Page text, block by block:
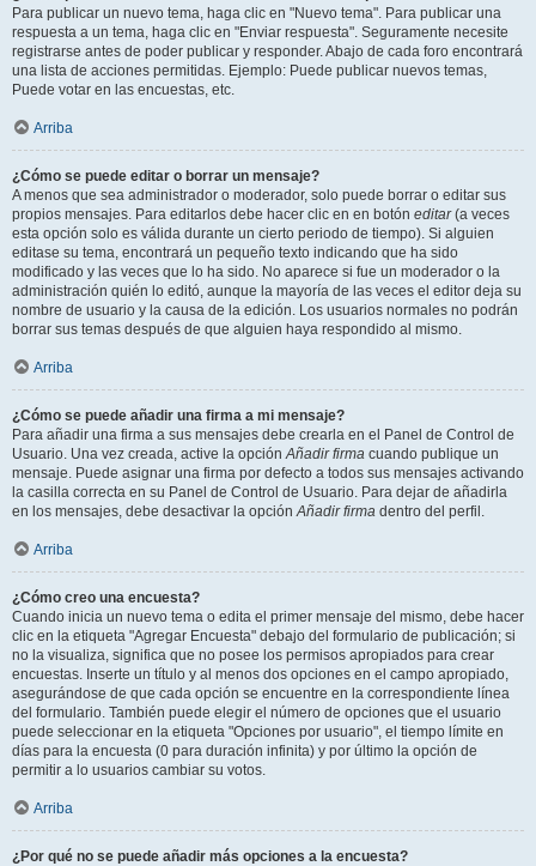
Para publicar un nuevo tema, haga clic en "Nuevo tema". Para publicar una
respuesta a un tema, haga clic en "Enviar respuesta". Seguramente necesite
registrarse antes de poder publicar y responder. Abajo de cada foro encontrará
una lista de acciones permitidas. Ejemplo: Puede publicar nuevos temas,
Puede votar en las encuestas, etc.
Arriba
¿Cómo se puede editar o borrar un mensaje?
A menos que sea administrador o moderador, solo puede borrar o editar sus
propios mensajes. Para editarlos debe hacer clic en en botón editar(a veces
esta opción solo es válida durante un cierto periodo de tiempo). Si alguien
editase su tema, encontrará un pequeño texto indicando que ha sido
modificado y las veces que lo ha sido. No aparece si fue un moderador o la
administración quién lo editó, aunque la mayoría de las veces el editor deja su
nombre de usuario y la causa de la edición. Los usuarios normales no podrán
borrar sus temas después de que alguien haya respondido al mismo.
Arriba
¿Cómo se puede añadir una firma a mi mensaje?
Para añadir una firma a sus mensajes debe crearla en el Panel de Control de
Usuario. Una vez creada, active la opciónAñadir firma cuando publique un
mensaje. Puede asignar una firma por defecto a todos sus mensajes activando
la casilla correcta en su Panel de Control de Usuario. Para dejar de añadirla
en los mensajes, debe desactivar la opciónAñadir firma dentro del perfil.
Arriba
¿Cómo creo una encuesta?
Cuando inicia un nuevo tema o edita el primer mensaje del mismo, debe hacer
clic en la etiqueta "Agregar Encuesta" debajo del formulario de publicación; si
no la visualiza, significa que no posee los permisos apropiados para crear
encuestas. Inserte un título y al menos dos opciones en el campo apropiado,
asegurándose de que cada opción se encuentre en la correspondiente línea
del formulario. También puede elegir el número de opciones que el usuario
puede seleccionar en la etiqueta "Opciones por usuario", el tiempo límite en
días para la encuesta (0 para duración infinita) y por último la opción de
permitir a lo usuarios cambiar su votos.
Arriba
¿Por qué no se puede añadir más opciones a la encuesta?